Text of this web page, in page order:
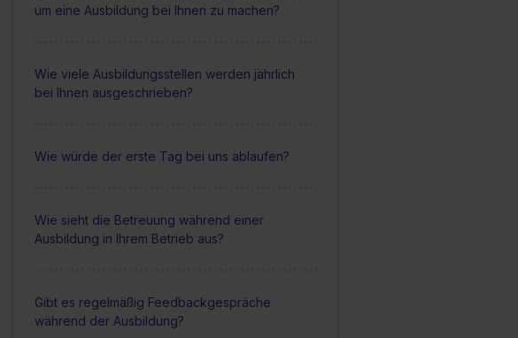
um eine Ausbildung bei Ihnen zu machen?
Wie viele Ausbildungsstellen werden jährlich
bei Ihnen ausgeschrieben?
Wie würde der erste Tag bei uns ablaufen?
Wie sieht die Betreuung während einer
Ausbildung in Ihrem Betrieb aus?
Gibt es regelmäßig Feedbackgespräche
während der Ausbildung?